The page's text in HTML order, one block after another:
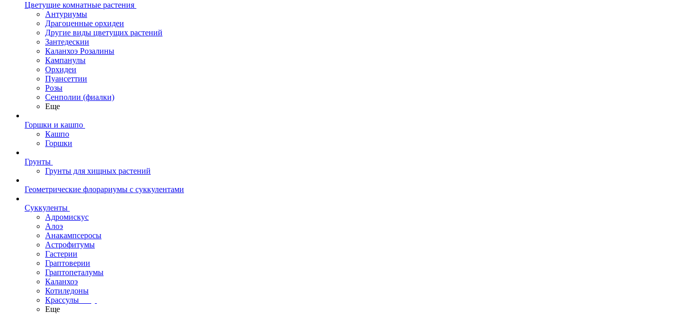
Цветущие комнатные растения
Антуриумы
Драгоценные орхидеи
Другие виды цветущих растений
Зантедескии
Каланхоэ Розалины
Кампанулы
Орхидеи
Пуансеттии
Розы
Сенполии (фиалки)
Еще
Горшки и кашпо
Кашпо
Горшки
Грунты
Грунты для хищных растений
Геометрические флорариумы с суккулентами
Суккуленты
Адромискус
Алоэ
Анакампсеросы
Астрофитумы
Гастерии
Граптоверии
Граптопеталумы
Каланхоэ
Котиледоны
Крассулы
Еще